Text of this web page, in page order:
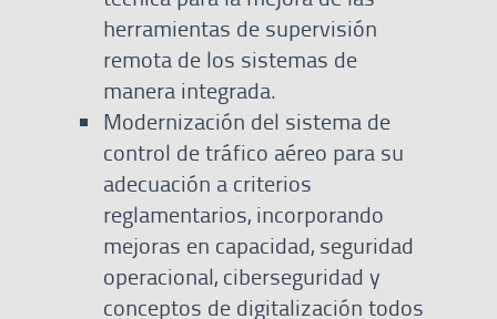
herramientas de supervisión
remota de los sistemas de
manera integrada.
Modernización del sistema de
control de tráfico aéreo para su
adecuación a criterios
reglamentarios, incorporando
mejoras en capacidad, seguridad
operacional, ciberseguridad y
conceptos de digitalización todos